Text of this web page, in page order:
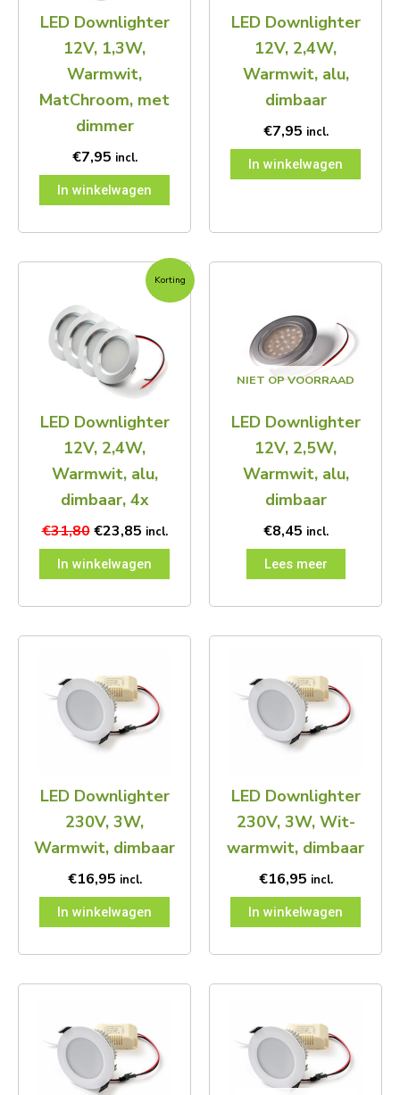
LED Downlighter
12V, 1,3W,
Warmwit,
MatChroom, met
dimmer
€7,95 incl.
In winkelwagen
LED Downlighter
12V, 2,4W,
Warmwit, alu,
dimbaar
€7,95 incl.
In winkelwagen
Korting
LED Downlighter
12V, 2,4W,
Warmwit, alu,
dimbaar, 4x
€31,80
Oorspronkelijke
€31,80.
€23,85
Huidige
prijs
incl.
In winkelwagen
NIET OP VOORRAAD
LED Downlighter
12V, 2,5W,
Warmwit, alu,
dimbaar
€8,45 incl.
Lees meer
LED Downlighter
230V, 3W,
Warmwit, dimbaar
€16,95 incl.
In winkelwagen
LED Downlighter
230V, 3W, Wit-
warmwit, dimbaar
€16,95 incl.
In winkelwagen